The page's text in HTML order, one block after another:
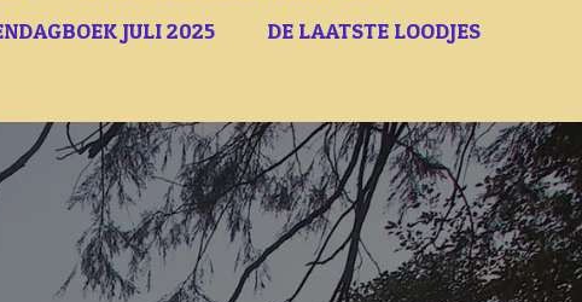
JULI 2025
DE LAATSTE LOODJES